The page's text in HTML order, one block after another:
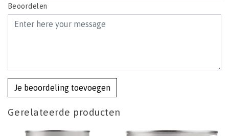
Beoordelen
Je beoordeling toevoegen
Gerelateerde producten